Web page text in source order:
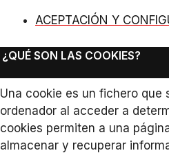
ACEPTACIÓN Y
¿QUÉ SON LAS COOKIES?
Una cookie es un fichero que
ordenador al acceder a
cookies permiten a una
almacenar y recuperar